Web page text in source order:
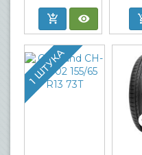
1 ШТУКА